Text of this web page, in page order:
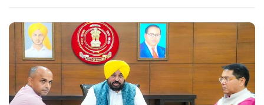
कि वह भविष्य में क्या करें.